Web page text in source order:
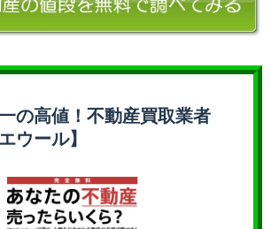
の高値！不動産買取業者
ウール】